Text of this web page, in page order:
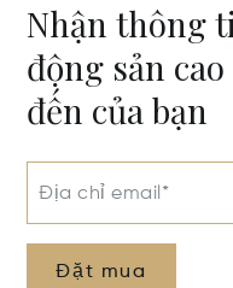
Nhận thông
động sản
đến của bạn
Địa chỉ email*
Đặt mua